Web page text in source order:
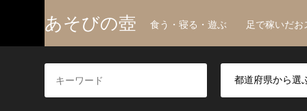
あそびの壺 食う・寝る・遊ぶ 足で稼いだお